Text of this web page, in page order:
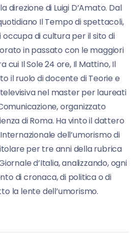
direzione di Luigi D’Amato. Dal
Il Tempo di spettacoli,
di cultura per il sito di
in passato con le maggiori
cui Il Sole 24 ore, Il Mattino, Il
il ruolo di docente di Teorie e
nel master per laureati
organizzato
di Roma. Ha vinto il dattero
dell’umorismo di
per tre anni della rubrica
d’Italia, analizzando, ogni
di cronaca, di politica o di
la lente dell’umorismo.